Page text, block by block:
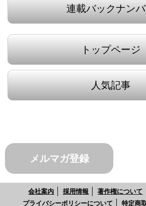
連載バックナン
トップページ
人気記事
メルマガ登録
会社案内 採用情報 著作権について
プライバシーポリシーについて
特定商